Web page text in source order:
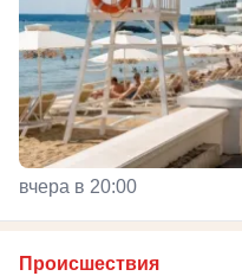
вчера в 20:00
Происшествия